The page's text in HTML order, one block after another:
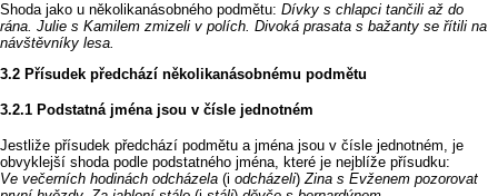
Shoda jako u několikanásobného podmětu: Dívky s chlapci tančili až do
rána. Julie s Kamilem zmizeli v polích. Divoká prasata s bažanty se řítili na
návštěvníky lesa.
Přísudek předchází několikanásobnému podmětu
Podstatná jména jsou v čísle jednotném
Jestliže přísudek předchází podmětu a jména jsou v čísle jednotném, je
obvyklejší shoda podle podstatného jména, které je nejblíže přísudku:
Ve večerních hodinách odcházela (i odcházeli)Zina s Evženem pozorovat